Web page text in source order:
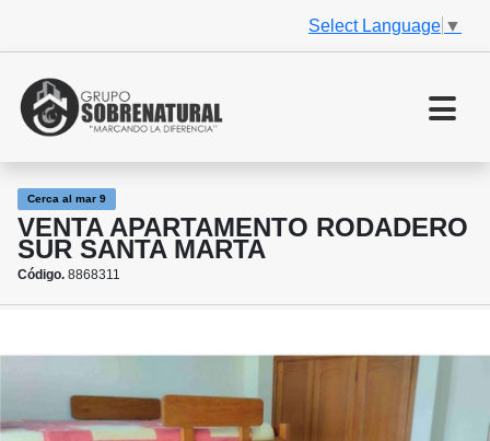
Select Language ▼
Cerca al mar 9
VENTA APARTAMENTO RODADERO
SUR SANTA MARTA
Código. 8868311